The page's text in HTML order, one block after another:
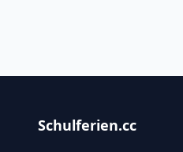
Schulferien.cc